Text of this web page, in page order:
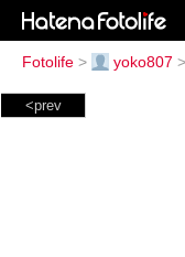
Fotolife > yoko807 >
<prev